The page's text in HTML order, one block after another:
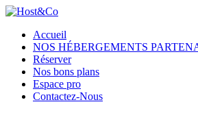
Accueil
NOS HÉBERGEMENTS
Réserver
Nos bons plans
Espace pro
Contactez-Nous